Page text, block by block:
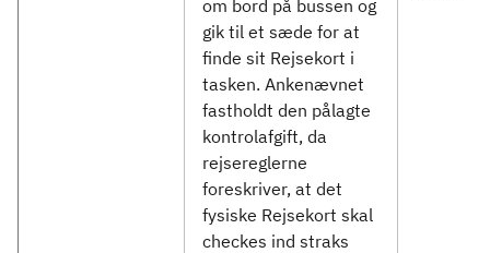
om bord på bussen og
gik til et sæde for at
finde sit Rejsekort i
tasken. Ankenævnet
fastholdt den pålagte
kontrolafgift, da
rejsereglerne
foreskriver, at det
fysiske Rejsekort skal
checkes ind straks